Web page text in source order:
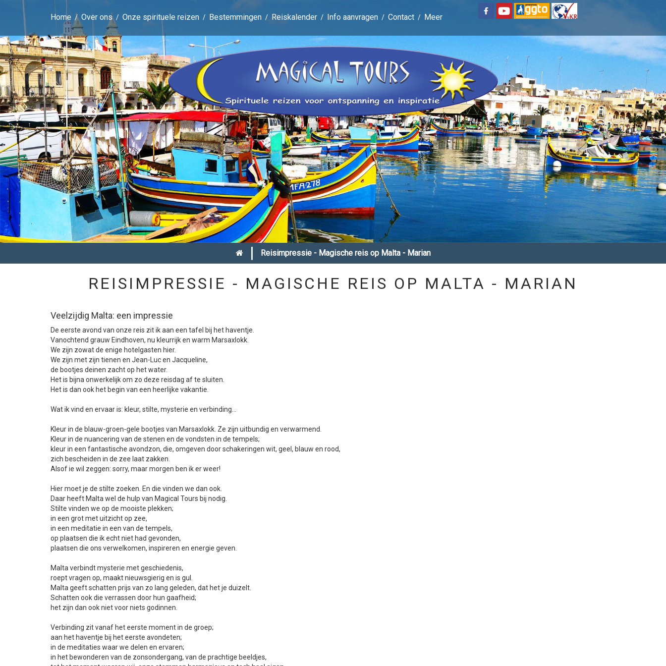
Home Over ons Onze spirituele reizen Bestemmingen Reiskalender Info aanvragen Contact Meer
| Reisimpressie - Magische reis op Malta - Marian
REISIMPRESSIE - MAGISCHE REIS OP MALTA - MARIAN
Veelzijdig Malta: een impressie
De eerste avond van onze reis zit ik aan een tafel bij het haventje.
Vanochtend grauw Eindhoven, nu kleurrijk en warm Marsaxlokk.
We zijn zowat de enige hotelgasten hier.
We zijn met zijn tienen en Jean-Luc en Jacqueline,
de bootjes deinen zacht op het water.
Het is bijna onwerkelijk om zo deze reisdag af te sluiten.
Het is dan ook het begin van een heerlijke vakantie.
Wat ik vind en ervaar is: kleur, stilte, mysterie en verbinding...
Kleur in de blauw-groen-gele bootjes van Marsaxlokk. Ze zijn uitbundig en verwarmend.
Kleur in de nuancering van de stenen en de vondsten in de tempels;
kleur in een fantastische avondzon, die, omgeven door schakeringen wit, geel, blauw en rood,
zich bescheiden in de zee laat zakken.
Alsof ie wil zeggen: sorry, maar morgen ben ik er weer!
Hier moet je de stilte zoeken. En die vinden we dan ook.
Daar heeft Malta wel de hulp van Magical Tours bij nodig.
Stilte vinden we op de mooiste plekken;
in een grot met uitzicht op zee,
in een meditatie in een van de tempels,
op plaatsen die ik echt niet had gevonden,
plaatsen die ons verwelkomen, inspireren en energie geven.
Malta verbindt mysterie met geschiedenis,
roept vragen op, maakt nieuwsgierig en is gul.
Malta geeft schatten prijs van zo lang geleden, dat het je duizelt.
Schatten ook die verrassen door hun gaafheid;
het zijn dan ook niet voor niets godinnen.
Verbinding zit vanaf het eerste moment in de groep;
aan het haventje bij het eerste avondeten;
in de meditaties waar we delen en ervaren;
in het bewonderen van de zonsondergang, van de prachtige beeldjes,